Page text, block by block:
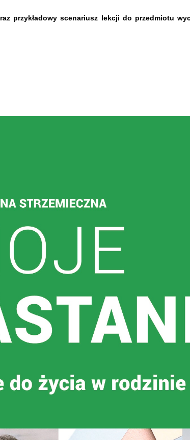
przykładowy scenariusz lekcji do przedmiotu